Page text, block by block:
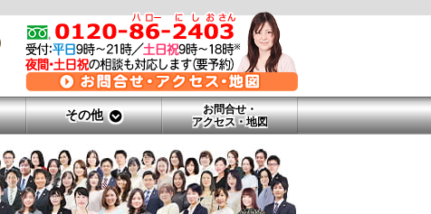
その他
お問合せ・
アクセス・地図